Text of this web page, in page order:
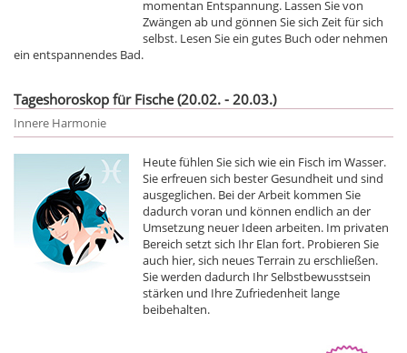
momentan Entspannung. Lassen Sie von
Zwängen ab und gönnen Sie sich Zeit für sich
selbst. Lesen Sie ein gutes Buch oder nehmen
ein entspannendes Bad.
Tageshoroskop für Fische (20.02. - 20.03.)
Innere Harmonie
Heute fühlen Sie sich wie ein Fisch im Wasser.
Sie erfreuen sich bester Gesundheit und sind
ausgeglichen. Bei der Arbeit kommen Sie
dadurch voran und können endlich an der
Umsetzung neuer Ideen arbeiten. Im privaten
Bereich setzt sich Ihr Elan fort. Probieren Sie
auch hier, sich neues Terrain zu erschließen.
Sie werden dadurch Ihr Selbstbewusstsein
stärken und Ihre Zufriedenheit lange
beibehalten.